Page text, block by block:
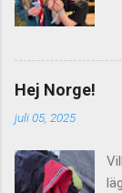
Hej Norge!
juli 05, 2025